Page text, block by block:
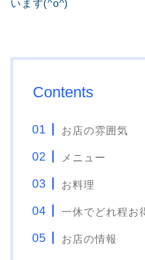
います(^o^)
Contents
お店の雰囲気
メニュー
お料理
一休でどれ程お
お店の情報